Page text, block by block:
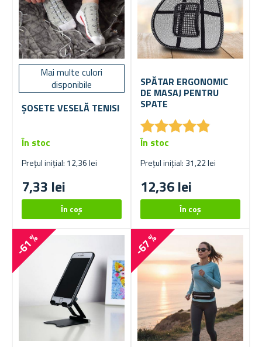
Mai multe culori
disponibile
ȘOSETE VESELĂ TENISI
Prețul inițial: 12,36 lei
7,33 lei
În stoc
SPĂTAR ERGONOMIC
DE MASAJ PENTRU
SPATE
★★★★★
★★★★★
Prețul inițial: 31,22 lei
12,36 lei
În stoc
-61 % -67 %